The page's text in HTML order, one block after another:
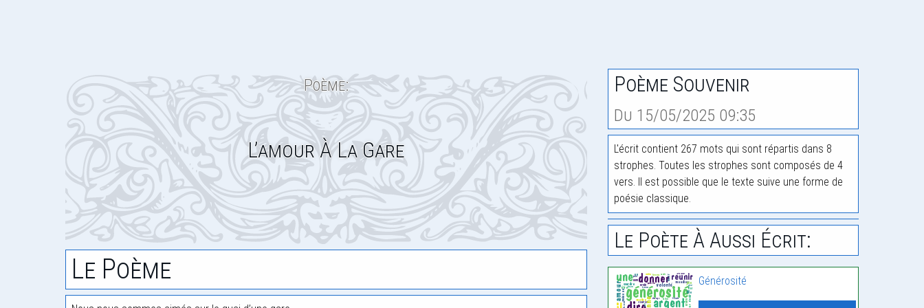
Poème:
L’amour À La Gare
Le Poème
Poème Souvenir
Du 15/05/2025 09:35
L'écrit contient 267 mots qui sont répartis dans 8
strophes. Toutes les strophes sont composés de 4
vers. Il est possible que le texte suive une forme de
poésie classique.
Le Poète À Aussi Écrit:
Générosité